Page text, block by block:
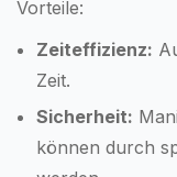
Vorteile:
Zeiteffizienz:
Zeit.
Sicherheit:
können durch